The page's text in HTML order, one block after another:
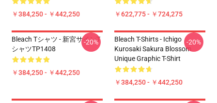
￥384,250 - ￥442,250 ￥622,775 - ￥724,275
Bleach Tシャツ - 新宮サインT
シャツTP1408
￥384,250 - ￥442,250
-20%
Bleach T-Shirts - Ichigo
Kurosaki Sakura Blossom
Unique Graphic T-Shirt
￥384,250 - ￥442,250
-20%